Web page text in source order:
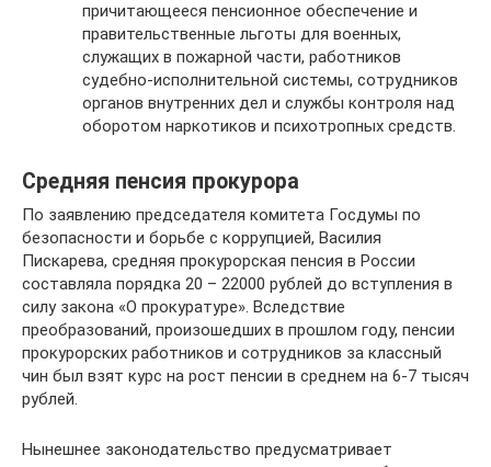
причитающееся пенсионное обеспечение и
правительственные льготы для военных,
служащих в пожарной части, работников
судебно-исполнительной системы, сотрудников
органов внутренних дел и службы контроля над
оборотом наркотиков и психотропных средств.
Средняя пенсия прокурора
По заявлению председателя комитета Госдумы по
безопасности и борьбе с коррупцией, Василия
Пискарева, средняя прокурорская пенсия в России
составляла порядка 20 – 22000 рублей до вступления в
силу закона «О прокуратуре». Вследствие
преобразований, произошедших в прошлом году, пенсии
прокурорских работников и сотрудников за классный
чин был взят курс на рост пенсии в среднем на 6-7 тысяч
рублей.
Нынешнее законодательство предусматривает